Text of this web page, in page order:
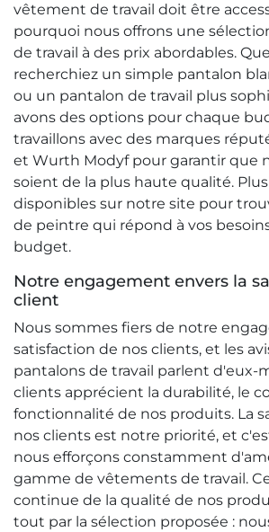
vêtement de travail doit être
pourquoi nous offrons une
de travail à des prix abordables.
recherchiez un simple pantalon
ou un pantalon de travail plus
avons des options pour chaque
travaillons avec des marques
et Wurth Modyf pour garantir que
soient de la plus haute qualité.
disponibles sur notre site pour
de peintre qui répond à vos
budget.
Notre engagement envers la
client
Nous sommes fiers de notre
satisfaction de nos clients, et les
pantalons de travail parlent d'eux-
clients apprécient la durabilité, le
fonctionnalité de nos produits. La
nos clients est notre priorité, et
nous efforçons constamment
gamme de vêtements de travail.
continue de la qualité de nos
tout par la sélection proposée :